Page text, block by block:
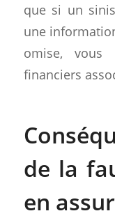
que si un
une
omise, vous
financiers
de la
en